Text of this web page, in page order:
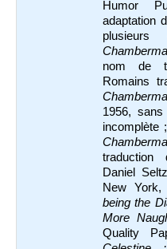
Humor
adaptation
nom de
Romains
1956,
incomplète ;
traduction
Daniel
New York,
being the
More
Quality